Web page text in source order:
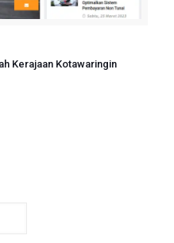
Kerajaan Kotawaringin